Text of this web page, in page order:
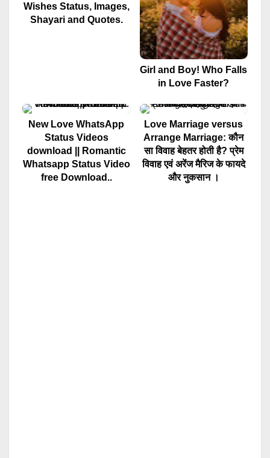
Wishes Status, Images,
Shayari and Quotes.
Girl and Boy! Who Falls
in Love Faster?
New Love WhatsApp
Status Videos
download || Romantic
Whatsapp Status Video
free Download..
Love Marriage versus
Arrange Marriage: कौन
सा विवाह बेहतर होती है? प्रेम
विवाह एवं अरेंज मैरिज के फायदे
और नुकसान ।